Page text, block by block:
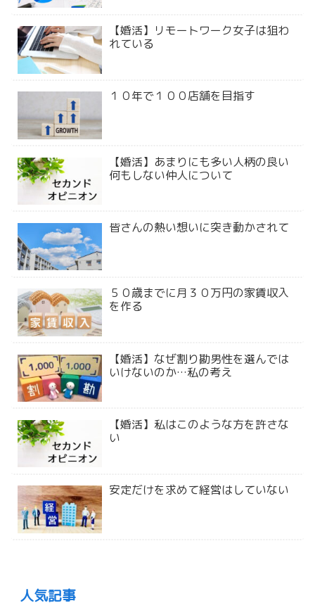
【婚活】リモートワーク女子は狙わ
れている
１０年で１００店舗を目指す
【婚活】あまりにも多い人柄の良い
何もしない仲人について
皆さんの熱い想いに突き動かされて
５０歳までに月３０万円の家賃収入
を作る
【婚活】なぜ割り勘男性を選んでは
いけないのか…私の考え
【婚活】私はこのような方を許さな
い
安定だけを求めて経営はしていない
人気記事